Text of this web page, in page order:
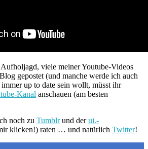
viele meiner Youtube-Videos
gepostet (und manche werde ich auch
up to date sein wollt, müsst ihr
Kanal anschauen (am besten
noch zu Tumblrund derui.-
klicken!) raten … und natürlich Twitter!